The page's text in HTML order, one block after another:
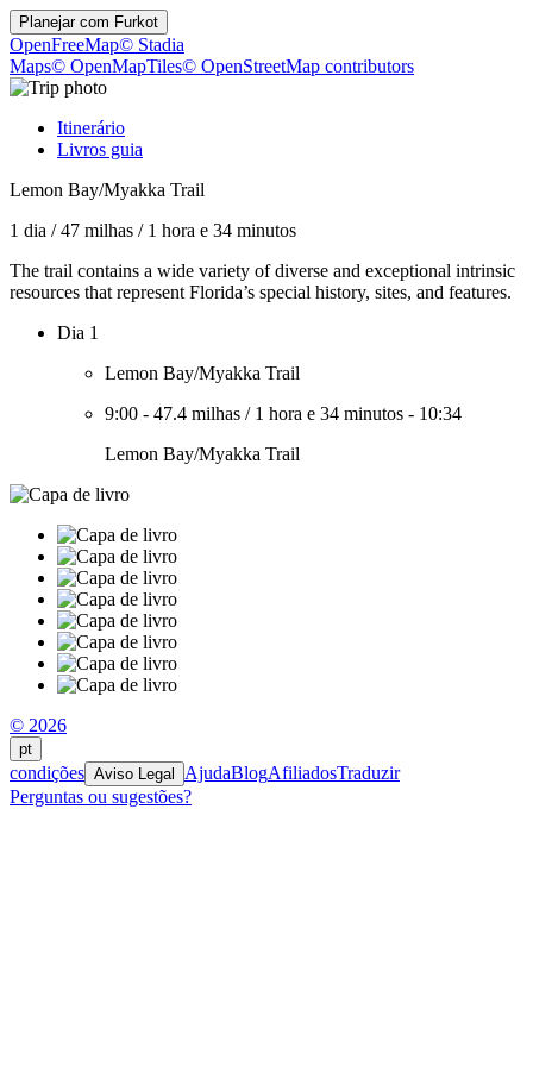
Planejar com Furkot
OpenFreeMap© Stadia
Maps© OpenMapTiles© OpenStreetMap contributors
Itinerário
Livros guia
Lemon Bay/Myakka Trail
1 dia /47 milhas / 1 hora e 34 minutos
The trail contains a wide variety of diverse and exceptional intrinsic
resources that represent Florida’s special history, sites, and features.
Dia 1
Lemon Bay/Myakka Trail
9:00 - 47.4 milhas / 1 hora e 34 minutos - 10:34
Lemon Bay/Myakka Trail
© 2026
pt
condições Aviso Legal AjudaBlogAfiliadosTraduzir
Perguntas ou sugestões?